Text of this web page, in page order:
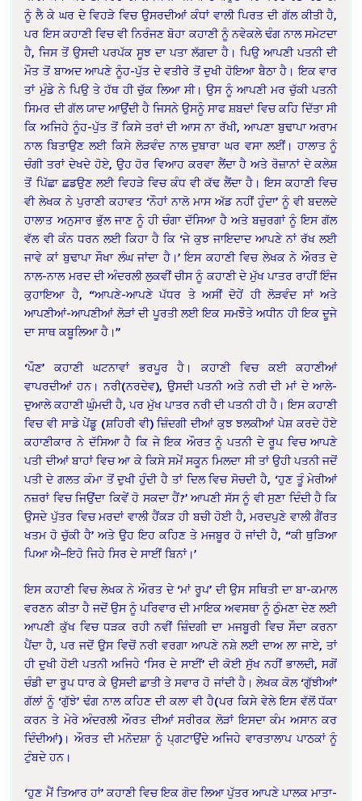
ਨੂੰ ਲੈ ਕੇ ਘਰ ਦੇ ਵਿਹੜੇ ਵਿਚ ਉਸਰਦੀਆਂ ਕੰਧਾਂ ਵਾਲੀ ਪਿਰਤ ਦੀ ਗੱਲ ਕੀਤੀ ਹੈ,
ਪਰ ਇਸ ਕਹਾਣੀ ਵਿਚ ਵੀ ਨਿਰੰਜਣ ਬੋਹਾ ਕਹਾਣੀ ਨੂੰ ਨਵੇਕਲੇ ਢੰਗ ਨਾਲ ਸਮੇਟਦਾ
ਹੈ, ਜਿਸ ਤੋਂ ਉਸਦੀ ਪਰਪੱਕ ਸੂਝ ਦਾ ਪਤਾ ਲੱਗਦਾ ਹੈ। ਪਿਉ ਆਪਣੀ ਪਤਨੀ ਦੀ
ਮੌਤ ਤੋਂ ਬਾਅਦ ਆਪਣੇ ਨੂੰਹ-ਪੁੱਤ ਦੇ ਵਤੀਰੇ ਤੋਂ ਦੁਖੀ ਹੋਇਆ ਬੈਠਾ ਹੈ। ਇਕ ਵਾਰ
ਤਾਂ ਮੁੰਡੇ ਨੇ ਪਿਉ ਤੇ ਹੱਥ ਹੀ ਚੁੱਕ ਲਿਆ ਸੀ। ਉਸ ਨੂੰ ਆਪਣੀ ਮਰ ਚੁੱਕੀ ਪਤਨੀ
ਸਿਮਰ ਦੀ ਗੱਲ ਯਾਦ ਆਉਂਦੀ ਹੈ ਜਿਸਨੇ ਉਸਨੂੰ ਸਾਫ ਸ਼ਬਦਾਂ ਵਿਚ ਕਹਿ ਦਿੱਤਾ ਸੀ
ਕਿ ਅਜਿਹੇ ਨੂੰਹ-ਪੁੱਤ ਤੋਂ ਕਿਸੇ ਤਰਾਂ ਦੀ ਆਸ ਨਾ ਰੱਖੀ, ਆਪਣਾ ਬੁਢਾਪਾ ਅਰਾਮ
ਨਾਲ ਬਿਤਾਉਣ ਲਈ ਕਿਸੇ ਲੋੜਵੰਦ ਨਾਲ ਦੁਬਾਰਾ ਘਰ ਵਸਾ ਲਈਂ। ਹਾਲਾਤ ਨੂੰ
ਚੰਗੀ ਤਰਾਂ ਦੇਖਦੇ ਹੋਏ, ਉਹ ਹੋਰ ਵਿਆਹ ਕਰਵਾ ਲੈਂਦਾ ਹੈ ਅਤੇ ਰੋਜ਼ਾਨਾਂ ਦੇ ਕਲੇਸ਼
ਤੋਂ ਪਿੱਛਾ ਛਡਉਣ ਲਈ ਵਿਹੜੇ ਵਿਚ ਕੰਧ ਵੀ ਕੱਢ ਲੈਂਦਾ ਹੈ। ਇਸ ਕਹਾਣੀ ਵਿਚ
ਵੀ ਲੇਖਕ ਨੇ ਪੁਰਾਣੀ ਕਹਾਵਤ ‘ਨੌਹਾਂ ਨਾਲੋ ਮਾਸ ਅੱਡ ਨਹੀਂ ਹੁੰਦਾ’ ਨੂੰ ਵੀ ਬਦਲਦੇ
ਹਾਲਾਤ ਅਨੁਸਾਰ ਭੁੱਲ ਜਾਣ ਨੂੰ ਹੀ ਚੰਗਾ ਦੱਸਿਆ ਹੈ ਅਤੇ ਬਜ਼ੁਰਗਾਂ ਨੂੰ ਇਸ ਗੱਲ
ਵੱਲ ਵੀ ਕੰਨ ਧਰਨ ਲਈ ਕਿਹਾ ਹੈ ਕਿ ‘ਜੇ ਕੁਝ ਜਾਇਦਾਦ ਆਪਣੇ ਨਾਂ ਰੱਖ ਲਈ
ਜਾਵੇ ਕਾਂ ਬੁਢਾਪਾ ਸੌਖਾ ਲੰਘ ਜਾਂਦਾ ਹੈ।’ ਇਸ ਕਹਾਣੀ ਵਿਚ ਲੇਖਕ ਨੇ ਔਰਤ ਦੇ
ਨਾਲ-ਨਾਲ ਮਰਦ ਦੀ ਅੰਦਰਲੀ ਲੁਕਵੀਂ ਚੀਸ ਨੂੰ ਕਹਾਣੀ ਦੇ ਮੁੱਖ ਪਾਤਰ ਰਾਹੀਂ ਇੰਜ
ਕੁਹਾਇਆ ਹੈ, “ਆਪਣੇ-ਆਪਣੇ ਪੱਧਰ ਤੇ ਅਸੀਂ ਦੋਹੇਂ ਹੀ ਲੋੜਵੰਦ ਸਾਂ ਅਤੇ
ਆਪਣੀਆਂ-ਆਪਣੀਆਂ ਲੋੜਾਂ ਦੀ ਪੂਰਤੀ ਲਈ ਇਕ ਸਮਝੌਤੇ ਅਧੀਨ ਹੀ ਇਕ ਦੂਜੇ
ਦਾ ਸਾਥ ਕਬੂਲਿਆ ਹੈ।”
‘ਪੌਣ’ ਕਹਾਣੀ ਘਟਨਾਵਾਂ ਭਰਪੂਰ ਹੈ। ਕਹਾਣੀ ਵਿਚ ਕਈ ਕਹਾਣੀਆਂ
ਵਾਪਰਦੀਆਂ ਹਨ। ਨਰੀ(ਨਰਦੇਵ), ਉਸਦੀ ਪਤਨੀ ਅਤੇ ਨਰੀ ਦੀ ਮਾਂ ਦੇ ਆਲੇ-
ਦੁਆਲੇ ਕਹਾਣੀ ਘੁੰਮਦੀ ਹੈ, ਪਰ ਮੁੱਖ ਪਾਤਰ ਨਰੀ ਦੀ ਪਤਨੀ ਹੀ ਹੈ। ਇਸ ਕਹਾਣੀ
ਵਿਚ ਵੀ ਸਾਡੇ ਪੇਂਡੂ (ਸ਼ਹਿਰੀ ਵੀ) ਜ਼ਿੰਦਗੀ ਦੀਆਂ ਕੁਝ ਝਲਕੀਆਂ ਪੇਸ਼ ਕਰਦੇ ਹੋਏ
ਕਹਾਣੀਕਾਰ ਨੇ ਦੱਸਿਆ ਹੈ ਕਿ ਜੇ ਇਕ ਔਰਤ ਨੂੰ ਪਤਨੀ ਦੇ ਰੂਪ ਵਿਚ ਆਪਣੇ
ਪਤੀ ਦੀਆਂ ਬਾਹਾਂ ਵਿਚ ਆ ਕੇ ਕਿਸੇ ਸਮੇਂ ਸਕੂਨ ਮਿਲਦਾ ਸੀ ਤਾਂ ਉਹੀ ਪਤਨੀ ਜਦੋਂ
ਪਤੀ ਦੇ ਗਲਤ ਕੰਮਾ ਤੋਂ ਦੁਖੀ ਹੁੰਦੀ ਹੈ ਤਾਂ ਦਿਲ ਵਿਚ ਸੋਚਦੀ ਹੈ, ‘ਹੁਣ ਤੂੰ ਮੇਰੀਆਂ
ਨਜ਼ਰਾਂ ਵਿਚ ਜਿਉਂਦਾ ਕਿਵੇਂ ਹੋ ਸਕਦਾ ਹੈਂ?’ ਆਪਣੀ ਸੱਸ ਨੂੰ ਵੀ ਸੁਣਾ ਦਿੰਦੀ ਹੈ ਕਿ
ਉਸਦੇ ਪੁੱਤਰ ਵਿਚ ਮਰਦਾਂ ਵਾਲੀ ਹੈਂਕੜ ਹੀ ਬਚੀ ਹੋਈ ਹੈ, ਮਰਦਪੁਣੇ ਵਾਲੀ ਗੈਂਰਤ
ਖਤਮ ਹੋ ਚੁੱਕੀ ਹੈ’ ਅਤੇ ਉਹ ਇਹ ਕਹਿਣ ਤੇ ਮਜਬੂਰ ਹੋ ਜਾਂਦੀ ਹੈ, “ਕੀ ਥੁੜਿਆ
ਪਿਆ ਐ–ਇਹੋ ਜਿਹੇ ਸਿਰ ਦੇ ਸਾਈਂ ਬਿਨਾਂ।’
ਇਸ ਕਹਾਣੀ ਵਿਚ ਲੇਖਕ ਨੇ ਔਰਤ ਦੇ ‘ਮਾਂ ਰੂਪ’ ਦੀ ਉਸ ਸਥਿਤੀ ਦਾ ਬਾ-ਕਮਾਲ
ਵਰਣਨ ਕੀਤਾ ਹੈ ਜਦੋਂ ਉਸ ਨੂੰ ਪਰਿਵਾਰ ਦੀ ਮਾਇਕ ਅਵਸਥਾ ਨੂੰ ਠੁੰਮਣਾ ਦੇਣ ਲਈ
ਆਪਣੀ ਕੁੱਖ ਵਿਚ ਧੜਕ ਰਹੀ ਨਵੀਂ ਜ਼ਿੰਦਗੀ ਦਾ ਮਜਬੂਰੀ ਵਿਚ ਸੌਦਾ ਕਰਨਾ
ਪੈਂਦਾ ਹੈ, ਪਰ ਜਦੋਂ ਉਸ ਵਿਚੋਂ ਨਰੀ ਵਰਗਾ ਆਪਣੇ ਨਸ਼ੇ ਲਈ ਦਾਅ ਲਾ ਜਾਏ, ਤਾਂ
ਹੀ ਦੁਖੀ ਹੋਈ ਪਤਨੀ ਅਜਿਹੇ ‘ਸਿਰ ਦੇ ਸਾਈਂ’ ਦੀ ਕੋਈ ਸੁੱਖ ਨਹੀਂ ਭਾਲਦੀ, ਸਗੋਂ
ਚੰਡੀ ਦਾ ਰੂਪ ਧਾਰ ਕੇ ਉਸਦੀ ਛਾਤੀ ਤੇ ਸਵਾਰ ਹੋ ਜਾਂਦੀ ਹੈ। ਲੇਖਕ ਕੋਲ ‘ਗੁੱਝੀਆਂ’
ਗੱਲਾਂ ਨੂੰ ‘ਗੁੱਝੇ’ ਢੰਗ ਨਾਲ ਕਹਿਣ ਦੀ ਕਲਾ ਵੀ ਹੈ(ਪਰ ਕਿਸੇ ਵੇਲੇ ਇਸ ਵੱਲੋਂ ਧੱਕਾ
ਕਰਨ ਤੇ ਮੇਰੇ ਅੰਦਰਲੀ ਔਰਤ ਦੀਆਂ ਸਰੀਰਕ ਲੋੜਾਂ ਇਸਦਾ ਕੰਮ ਅਸਾਨ ਕਰ
ਦਿੰਦੀਆਂ)। ਔਰਤ ਦੀ ਮਨੋਦਸ਼ਾ ਨੂੰ ਪ੍ਗਟਾਉਂਦੇ ਅਜਿਹੇ ਵਾਰਤਾਲਾਪ ਪਾਠਕਾਂ ਨੂੰ
ਟੁੰਬਦੇ ਹਨ।
‘ਹੁਣ ਮੈਂ ਤਿਆਰ ਹਾਂ’ ਕਹਾਣੀ ਵਿਚ ਇਕ ਗੋਦ ਲਿਆ ਪੁੱਤਰ ਆਪਣੇ ਪਾਲਕ ਮਾਤਾ-